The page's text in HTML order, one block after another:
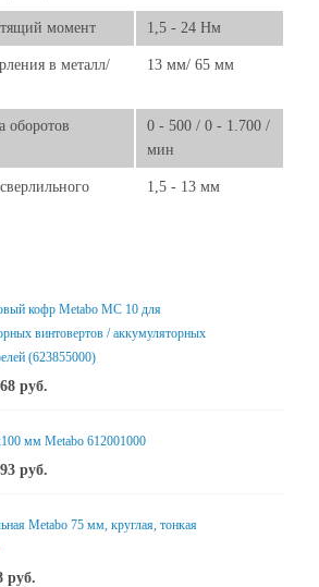
момент 1,5 - 24 Нм
в металл/
13 мм/ 65 мм
оборотов
0 - 500 / 0 - 1.700 /
мин
1,5 - 13 мм
кофр Metabo MC 10 для
винтовертов / аккумуляторных
(623855000)
руб.
мм Metabo 612001000
руб.
Metabo 75 мм, круглая, тонкая
руб.